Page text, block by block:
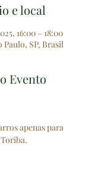
e local
16:00 – 18:00
Paulo, SP, Brasil
Evento
apenas para